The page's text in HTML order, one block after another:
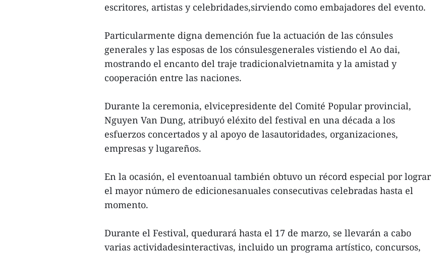
escritores, artistas y celebridades,sirviendo como embajadores del evento.
Particularmente digna demención fue la actuación de las cónsules
generales y las esposas de los cónsulesgenerales vistiendo el Ao dai,
mostrando el encanto del traje tradicionalvietnamita y la amistad y
cooperación entre las naciones.
Durante la ceremonia, elvicepresidente del Comité Popular provincial,
Nguyen Van Dung, atribuyó eléxito del festival en una década a los
esfuerzos concertados y al apoyo de lasautoridades, organizaciones,
empresas y lugareños.
En la ocasión, el eventoanual también obtuvo un récord especial por lograr
el mayor número de edicionesanuales consecutivas celebradas hasta el
momento.
Durante el Festival, quedurará hasta el 17 de marzo, se llevarán a cabo
varias actividadesinteractivas, incluido un programa artístico, concursos,